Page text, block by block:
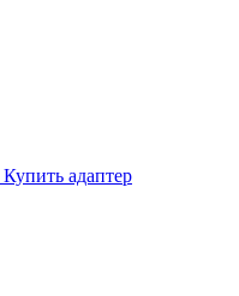
Купить адаптер